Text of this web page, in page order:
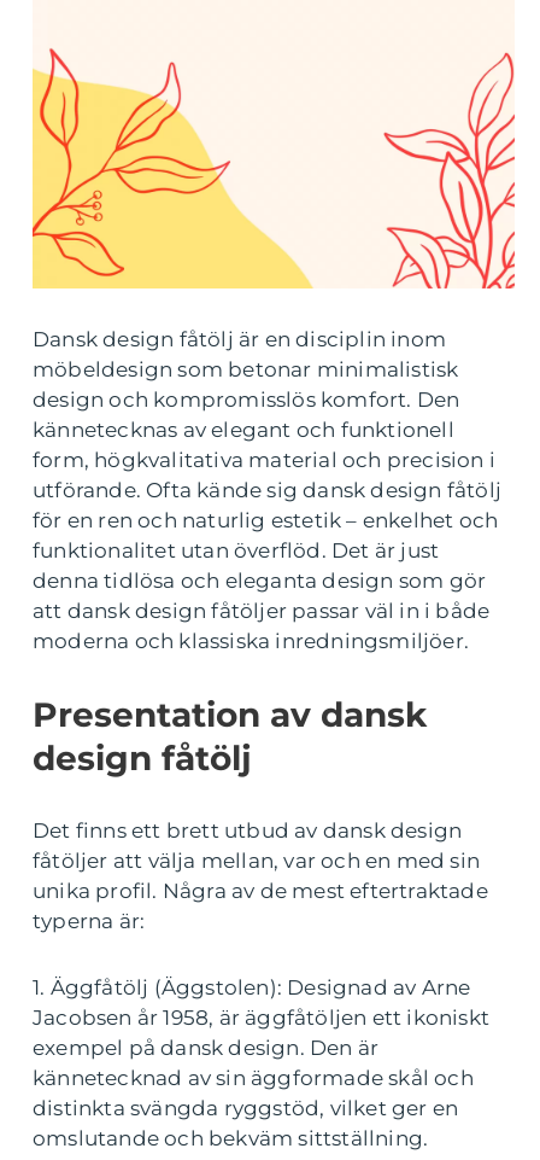
Dansk design fåtölj är en disciplin inom
möbeldesign som betonar minimalistisk
design och kompromisslös komfort. Den
kännetecknas av elegant och funktionell
form, högkvalitativa material och precision i
utförande. Ofta kände sig dansk design fåtölj
för en ren och naturlig estetik – enkelhet och
funktionalitet utan överflöd. Det är just
denna tidlösa och eleganta design som gör
att dansk design fåtöljer passar väl in i både
moderna och klassiska inredningsmiljöer.
Presentation av dansk
design fåtölj
Det finns ett brett utbud av dansk design
fåtöljer att välja mellan, var och en med sin
unika profil. Några av de mest eftertraktade
typerna är:
1. Äggfåtölj (Äggstolen): Designad av Arne
Jacobsen år 1958, är äggfåtöljen ett ikoniskt
exempel på dansk design. Den är
kännetecknad av sin äggformade skål och
distinkta svängda ryggstöd, vilket ger en
omslutande och bekväm sittställning.